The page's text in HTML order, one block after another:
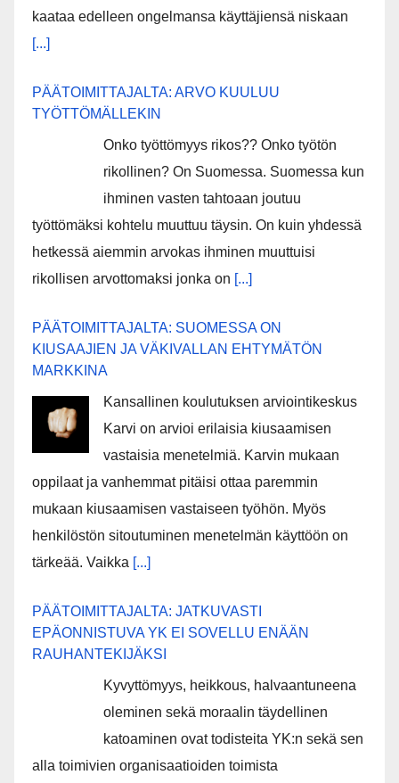
kaataa edelleen ongelmansa käyttäjiensä niskaan
[...]
PÄÄTOIMITTAJALTA: ARVO KUULUU
TYÖTTÖMÄLLEKIN
Onko työttömyys rikos?? Onko työtön
rikollinen? On Suomessa. Suomessa kun
ihminen vasten tahtoaan joutuu
työttömäksi kohtelu muuttuu täysin. On kuin yhdessä
hetkessä aiemmin arvokas ihminen muuttuisi
rikollisen arvottomaksi jonka on [...]
PÄÄTOIMITTAJALTA: SUOMESSA ON
KIUSAAJIEN JA VÄKIVALLAN EHTYMÄTÖN
MARKKINA
Kansallinen koulutuksen arviointikeskus
Karvi on arvioi erilaisia kiusaamisen
vastaisia menetelmiä. Karvin mukaan
oppilaat ja vanhemmat pitäisi ottaa paremmin
mukaan kiusaamisen vastaiseen työhön. Myös
henkilöstön sitoutuminen menetelmän käyttöön on
tärkeää. Vaikka [...]
PÄÄTOIMITTAJALTA: JATKUVASTI
EPÄONNISTUVA YK EI SOVELLU ENÄÄN
RAUHANTEKIJÄKSI
Kyvyttömyys, heikkous, halvaantuneena
oleminen sekä moraalin täydellinen
katoaminen ovat todisteita YK:n sekä sen
alla toimivien organisaatioiden toimista